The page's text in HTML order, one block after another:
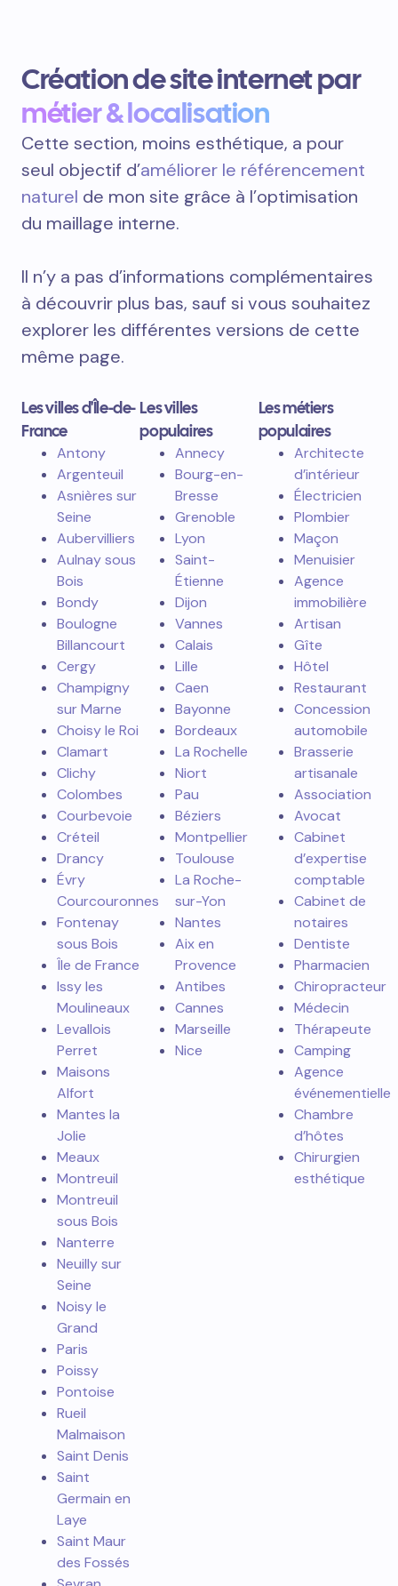
Création de site internet par
métier & localisation
Cette section, moins esthétique, a pour
seul objectif d’améliorer le référencement
naturel de mon site grâce à l’optimisation
du maillage interne.
Il n’y a pas d’informations complémentaires
à découvrir plus bas, sauf si vous souhaitez
explorer les différentes versions de cette
même page.
Les villes d'Île-de-
France
Antony
Argenteuil
Asnières sur
Seine
Aubervilliers
Aulnay sous
Bois
Bondy
Boulogne
Billancourt
Cergy
Champigny
sur Marne
Choisy le Roi
Clamart
Clichy
Colombes
Courbevoie
Créteil
Drancy
Évry
Courcouronnes
Fontenay
sous Bois
Île de France
Issy les
Moulineaux
Levallois
Perret
Maisons
Alfort
Mantes la
Jolie
Meaux
Montreuil
Montreuil
sous Bois
Nanterre
Neuilly sur
Seine
Noisy le
Grand
Paris
Poissy
Pontoise
Rueil
Malmaison
Saint Denis
Saint
Germain en
Laye
Saint Maur
des Fossés
Les villes
populaires
Annecy
Bourg-en-
Bresse
Grenoble
Lyon
Saint-
Étienne
Dijon
Vannes
Calais
Lille
Caen
Bayonne
Bordeaux
La Rochelle
Niort
Pau
Béziers
Montpellier
Toulouse
La Roche-
sur-Yon
Nantes
Aix en
Provence
Antibes
Cannes
Marseille
Nice
Les métiers
populaires
Architecte
d’intérieur
Électricien
Plombier
Maçon
Menuisier
Agence
immobilière
Artisan
Gîte
Hôtel
Restaurant
Concession
automobile
Brasserie
artisanale
Association
Avocat
Cabinet
d’expertise
comptable
Cabinet de
notaires
Dentiste
Pharmacien
Chiropracteur
Médecin
Thérapeute
Camping
Agence
événementielle
Chambre
d’hôtes
Chirurgien
esthétique